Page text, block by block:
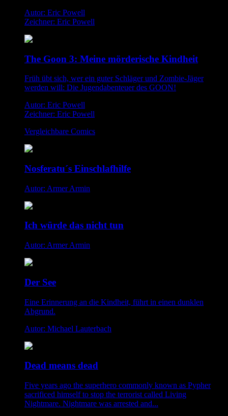
Autor: Eric Powell
Zeichner: Eric Powell
The Goon 3: Meine mörderische Kindheit
Früh übt sich, wer ein guter Schläger und Zombie-Jäger
werden will: Die Jugendabenteuer des GOON!
Autor: Eric Powell
Zeichner: Eric Powell
Vergleichbare Comics
Nosferatu´s Einschlafhilfe
Autor: Armer Armin
Ich würde das nicht tun
Autor: Armer Armin
Der See
Eine Erinnerung an die Kindheit, führt in einen dunklen
Abgrund.
Autor: Michael Lauterbach
Dead means dead
Five years ago the superhero commonly known as Pypher
sacrificed himself to stop the terrorist called Living
Nightmare. Nightmare was arrested and...